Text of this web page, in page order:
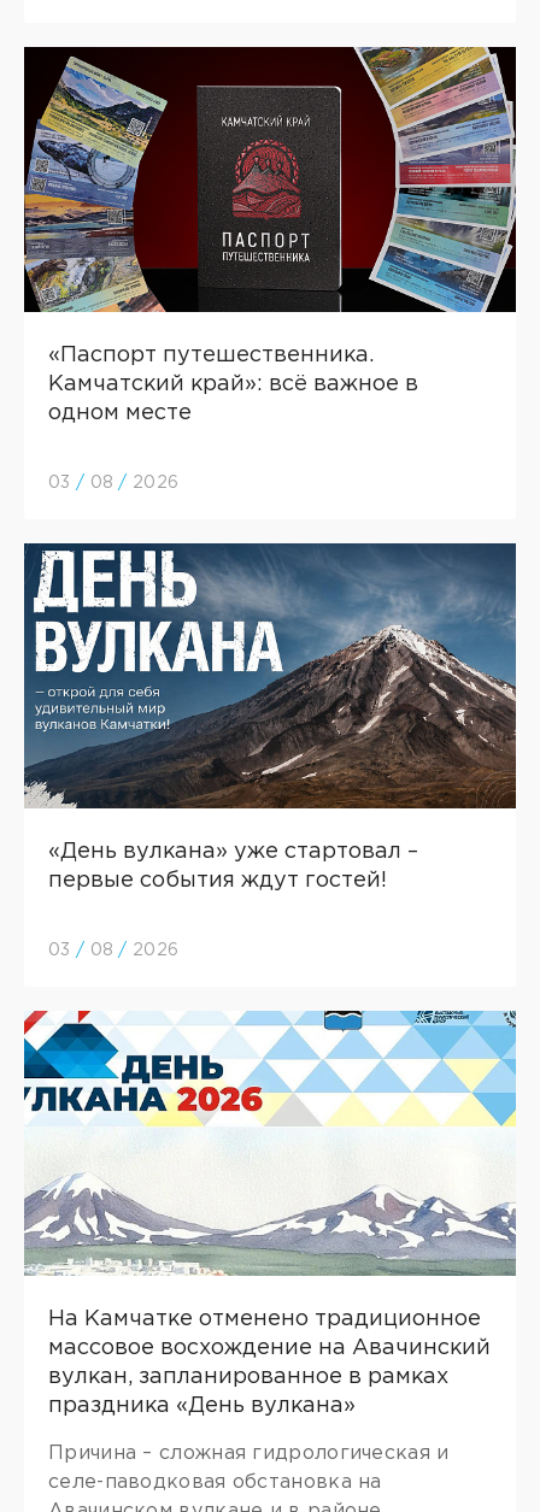
«Паспорт путешественника.
Камчатский край»: всё важное в
одном месте
03 / 08 / 2026
«День вулкана» уже стартовал –
первые события ждут гостей!
03 / 08 / 2026
На Камчатке отменено традиционное
массовое восхождение на Авачинский
вулкан, запланированное в рамках
праздника «День вулкана»
Причина – сложная гидрологическая и
селе-паводковая обстановка на